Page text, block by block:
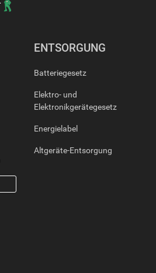
ENTSORGUNG
Batteriegesetz
Elektro- und
Elektronikgerätegesetz
Energielabel
Altgeräte-Entsorgung